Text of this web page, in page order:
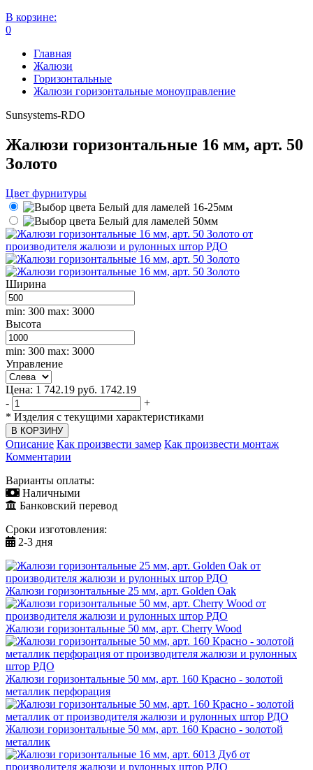
В корзине:
0
Главная
Жалюзи
Горизонтальные
Жалюзи горизонтальные моноуправление
Sunsystems-RDO
Жалюзи горизонтальные 16 мм, арт. 50
Золото
Цвет фурнитуры
Белый для ламелей 16-25мм
Белый для ламелей 50мм
Ширина
min: 300 max: 3000
Высота
min: 300 max: 3000
Управление
Цена: 1 742.19 руб. 1742.19
-
+
* Изделия с текущими характеристиками
Описание Как произвести замер Как произвести монтаж
Комментарии
Варианты оплаты:
Наличными
Банковский перевод
Сроки изготовления:
2-3 дня
Жалюзи горизонтальные 25 мм, арт. Golden Oak
Жалюзи горизонтальные 50 мм, арт. Cherry Wood
Жалюзи горизонтальные 50 мм, арт. 160 Красно - золотой
металлик перфорация
Жалюзи горизонтальные 50 мм, арт. 160 Красно - золотой
металлик